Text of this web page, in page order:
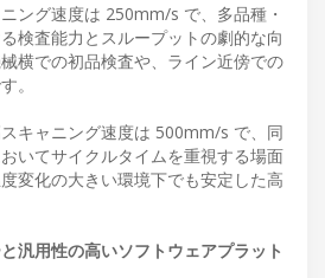
ング速度は 250mm/s で、多品種・
検査能力とスループットの劇的な向
横での初品検査や、ライン近傍での
。
キャニング速度は 500mm/s で、同
いてサイクルタイムを重視する場面
変化の大きい環境下でも安定した高
汎用性の高いソフトウェアプラット